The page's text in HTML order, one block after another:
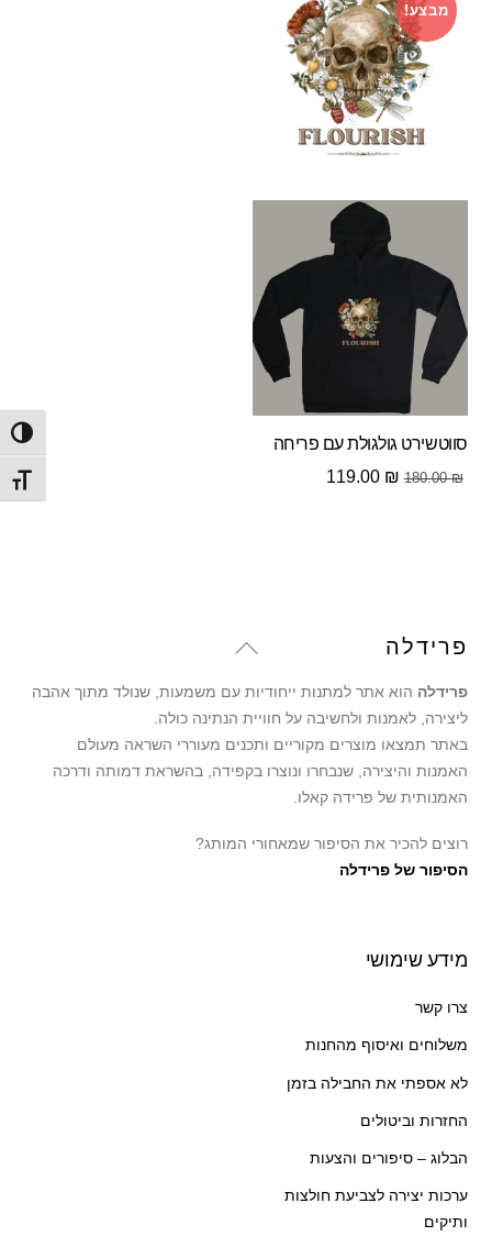
מתג
מבצע!
סווטשירט גולגולת עם פריחה
180.00₪
המחיר
119.00 ₪
Back
Top
פרידלה
פרידלה הוא אתר למתנות ייחודיות עם משמעות, שנולד מתוך אהבה
ליצירה, לאמנות ולחשיבה על חוויית הנתינה כולה.
באתר תמצאו מוצרים מקוריים ותכנים מעוררי השראה מעולם
האמנות והיצירה, שנבחרו ונוצרו בקפידה, בהשראת דמותה ודרכה
האמנותית של פרידה קאלו.
רוצים להכיר את הסיפור שמאחורי המותג?
הסיפור של פרידלה
מידע שימושי
צרו קשר
משלוחים ואיסוף מהחנות
לא אספתי את החבילה בזמן
החזרות וביטולים
הבלוג – סיפורים והצעות
ערכות יצירה לצביעת חולצות
ותיקים